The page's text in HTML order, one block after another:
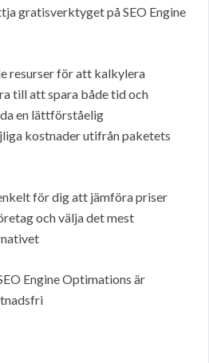
gratisverktyget på SEO Engine
resurser för att kalkylera
till att spara både tid och
en lättförståelig
kostnader utifrån paketets
för dig att jämföra priser
och välja det mest
Engine Optimations är